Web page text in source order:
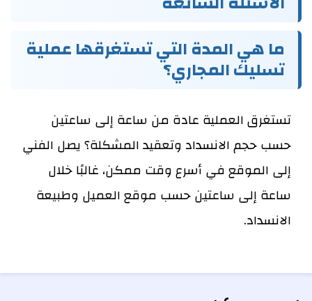
ما هي المدة التي تستغرقها عملية
تسليك المجاري؟
تستغرق العملية عادة من ساعة إلى ساعتين
حسب حجم الانسداد وتعقيد المشكلة؟يصل الفني
إلى الموقع في أسرع وقت ممكن، غالبًا خلال
ساعة إلى ساعتين حسب موقع العميل وطبيعة
الانسداد.